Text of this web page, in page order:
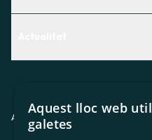
Premsa
Avis legal Política de privacitat
Aquest lloc web
galetes